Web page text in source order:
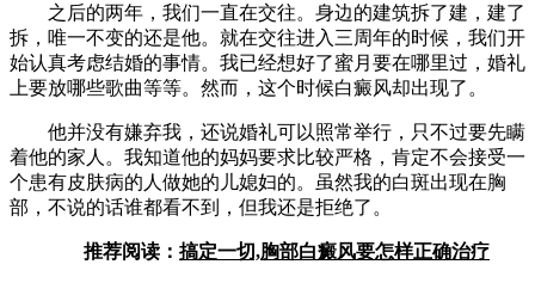
之后的两年，我们一直在交往。身边的建筑拆了建，建了
拆，唯一不变的还是他。就在交往进入三周年的时候，我们开
始认真考虑结婚的事情。我已经想好了蜜月要在哪里过，婚礼
上要放哪些歌曲等等。然而，这个时候白癜风却出现了。
他并没有嫌弃我，还说婚礼可以照常举行，只不过要先瞒
着他的家人。我知道他的妈妈要求比较严格，肯定不会接受一
个患有皮肤病的人做她的儿媳妇的。虽然我的白斑出现在胸
部，不说的话谁都看不到，但我还是拒绝了。
推荐阅读： 搞定一切,胸部白癜风要怎样正确治疗